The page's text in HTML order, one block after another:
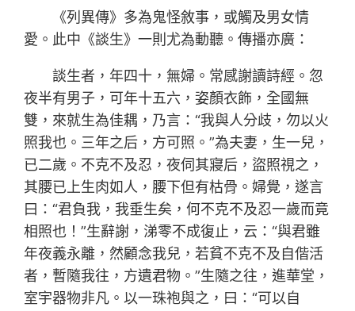
《列異傳》多為鬼怪敘事，或觸及男女情
愛。此中《談生》一則尤為動聽。傳播亦廣：
談生者，年四十，無婦。常感謝讀詩經。忽
夜半有男子，可年十五六，姿顏衣飾，全國無
雙，來就生為佳耦，乃言：“我與人分歧，勿以火
照我也。三年之后，方可照。”為夫妻，生一兒，
已二歲。不克不及忍，夜伺其寢后，盜照視之，
其腰已上生肉如人，腰下但有枯骨。婦覺，遂言
曰：“君負我，我垂生矣，何不克不及忍一歲而竟
相照也！”生辭謝，涕零不成復止，云：“與君雖
年夜義永離，然顧念我兒，若貧不克不及自偕活
者，暫隨我往，方遺君物。”生隨之往，進華堂，
室宇器物非凡。以一珠袍與之，曰：“可以自